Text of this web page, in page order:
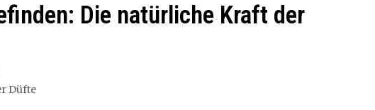
Die natürliche Kraft der
Düfte